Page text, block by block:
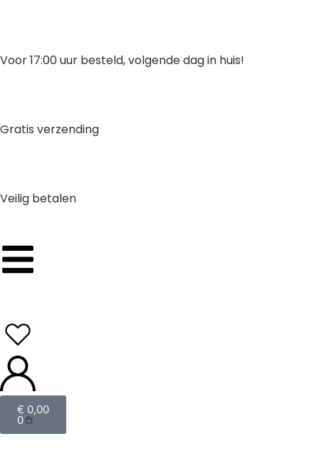
Voor 17:00 uur besteld, volgende dag in huis!
Gratis verzending
Veilig betalen
€ 0,00
0